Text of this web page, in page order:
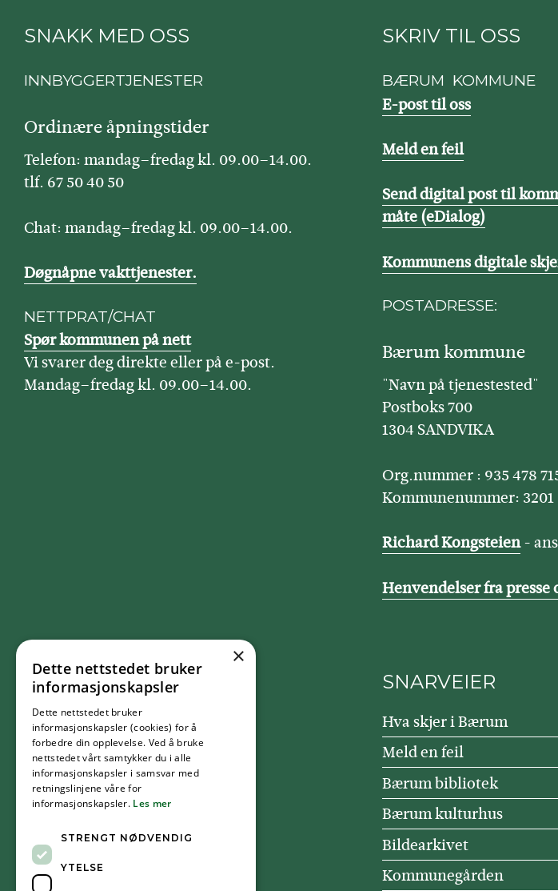
SNAKK MED OSS
INNBYGGERTJENESTER
Ordinære åpningstider
Telefon: mandag–fredag kl. 09.00–14.00.
tlf. 67 50 40 50
Chat: mandag–fredag kl. 09.00–14.00.
Døgnåpne vakttjenester.
NETTPRAT/CHAT
Spør kommunen på nett
Vi svarer deg direkte eller på e-post.
Mandag–fredag kl. 09.00–14.00.
SKRIV TIL OSS
BÆRUM KOMMUNE
E-post til oss
Meld en feil
Send digital post til
måte (eDialog)
Kommunens digitale
POSTADRESSE:
Bærum kommune
"Navn på tjenestested"
Postboks 700
1304 SANDVIKA
Org.nummer : 935 478
Kommunenummer: 3201
Richard Kongsteien-
Henvendelser fra presse
FØLG OSS
Facebook
YouTube
SNARVEIER
Hva skjer i Bærum
Meld en feil
Bærum bibliotek
Bærum kulturhus
Bildearkivet
Kommunegården
×
Dette nettstedet bruker
informasjonskapsler
Dette nettstedet bruker
informasjonskapsler (cookies) for å
forbedre din opplevelse. Ved å bruke
nettstedet vårt samtykker du i alle
informasjonskapsler i samsvar med
retningslinjene våre for
informasjonskapsler. Les mer
STRENGT NØDVENDIG
YTELSE